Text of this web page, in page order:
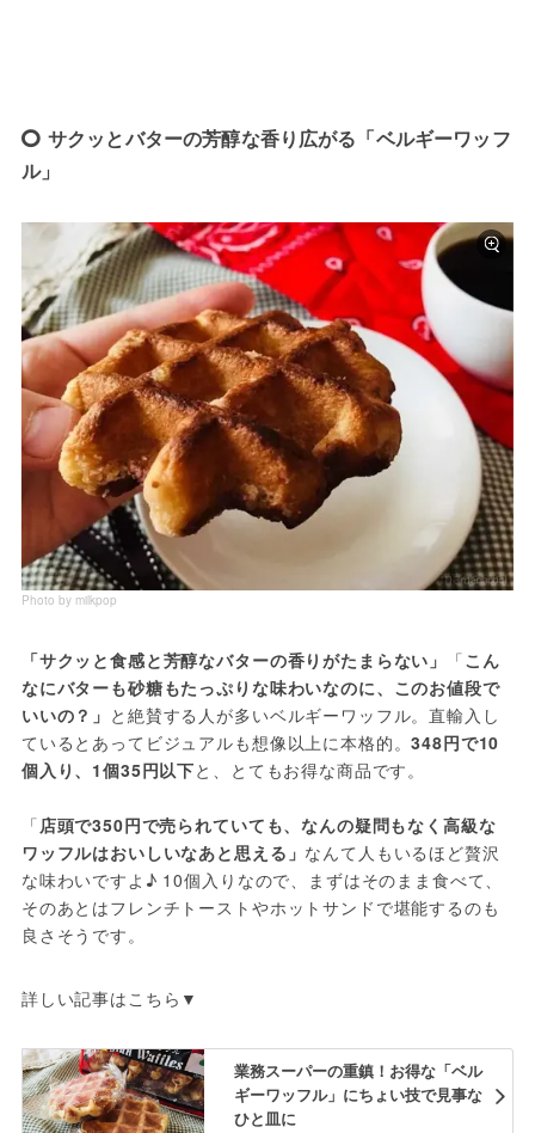
サクッとバターの芳醇な香り広がる「ベルギーワッフ
ル」
Photo by milkpop
「サクッと食感と芳醇なバターの香りがたまらない」 「こん
なにバターも砂糖もたっぷりな味わいなのに、このお値段で
いいの？」 と絶賛する人が多いベルギーワッフル。直輸入し
ているとあってビジュアルも想像以上に本格的。348円で10
個入り、1個35円以下と、とてもお得な商品です。
「店頭で350円で売られていても、なんの疑問もなく高級な
ワッフルはおいしいなあと思える」 なんて人もいるほど贅沢
な味わいですよ♪ 10個入りなので、まずはそのまま食べて、
そのあとはフレンチトーストやホットサンドで堪能するのも
良さそうです。
詳しい記事はこちら▼
業務スーパーの重鎮！お得な「ベル
ギーワッフル」にちょい技で見事な
ひと皿に